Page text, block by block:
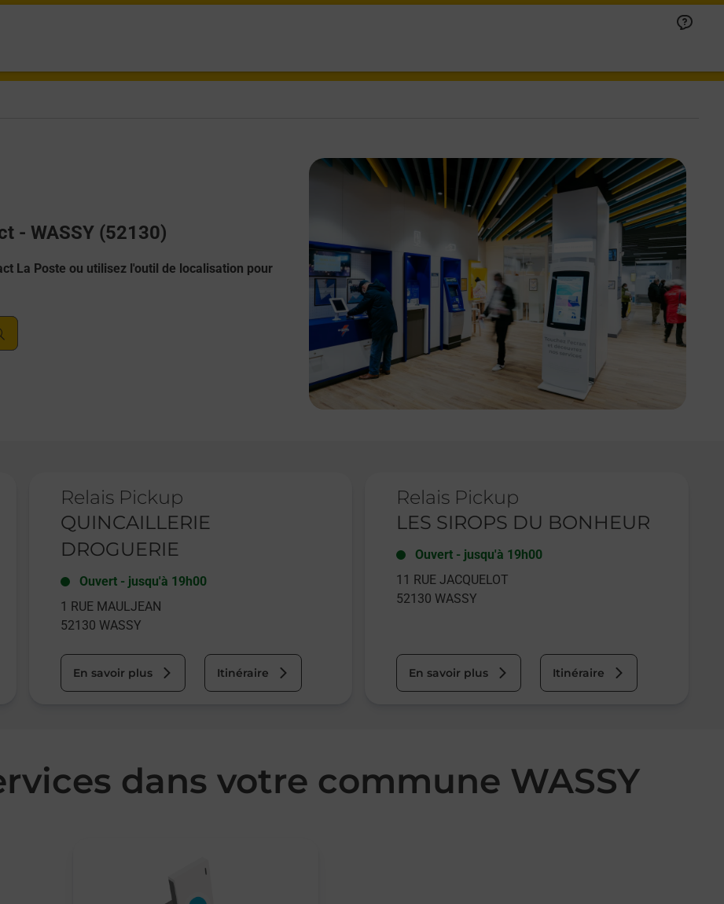
- WASSY (52130)
La Poste ou utilisez l'outil de localisation pour
Relais Pickup
QUINCAILLERIE
DROGUERIE
Ouvert- jusqu'à 19h00
1 RUE MAULJEAN
52130 WASSY
En savoir plus Itinéraire
Relais Pickup
LES SIROPS DU BONHEUR
Ouvert - jusqu'à 19h00
11 RUE JACQUELOT
52130 WASSY
En savoir plus Itinéraire
dans votre commune WASSY